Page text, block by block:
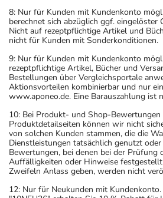
8: Nur für Kunden mit Kundenkonto
berechnet sich abzüglich ggf. eingelöster
Nicht auf rezeptpflichtige Artikel und
nicht für Kunden mit Sonderkonditionen.
9: Nur für Kunden mit Kundenkonto
rezeptpflichtige Artikel, Bücher und
Bestellungen über Vergleichsportale
Aktionsvorteilen kombinierbar und nur
www.aponeo.de. Eine Barauszahlung ist
10: Bei Produkt- und Shop-
Produktdetailseiten können wir nicht
von solchen Kunden stammen, die die
Dienstleistungen tatsächlich genutzt
Bewertungen, bei denen bei der Prüfung
Auffälligkeiten oder Hinweise
Zweifeln Anlass geben, werden nicht
12: Nur für Neukunden mit